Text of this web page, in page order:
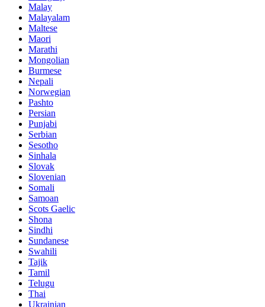
Malay
Malayalam
Maltese
Maori
Marathi
Mongolian
Burmese
Nepali
Norwegian
Pashto
Persian
Punjabi
Serbian
Sesotho
Sinhala
Slovak
Slovenian
Somali
Samoan
Scots Gaelic
Shona
Sindhi
Sundanese
Swahili
Tajik
Tamil
Telugu
Thai
Ukrainian